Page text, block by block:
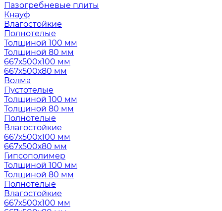
Пазогребневые плиты
Кнауф
Влагостойкие
Полнотелые
Толщиной 100 мм
Толщиной 80 мм
667х500х100 мм
667х500х80 мм
Волма
Пустотелые
Толщиной 100 мм
Толщиной 80 мм
Полнотелые
Влагостойкие
667х500х100 мм
667х500х80 мм
Гипсополимер
Толщиной 100 мм
Толщиной 80 мм
Полнотелые
Влагостойкие
667х500х100 мм